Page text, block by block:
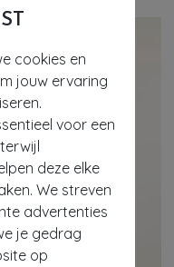
cookies en
jouw ervaring
voor een
deze elke
We streven
advertenties
je gedrag
op